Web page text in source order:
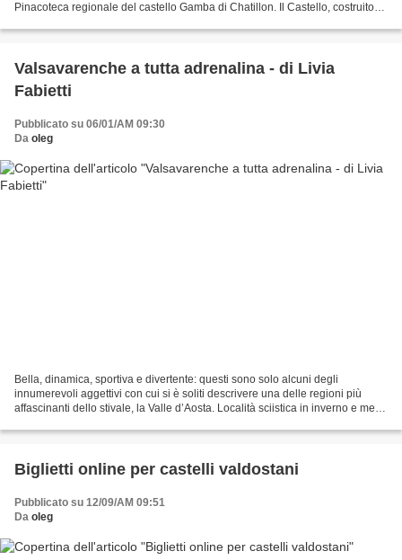
Pinacoteca regionale del castello Gamba di Chatillon. Il Castello, costruito
Valsavarenche a tutta adrenalina - di Livia
Fabietti
Pubblicato su 06/01/AM 09:30
Da oleg
Bella, dinamica, sportiva e divertente: questi sono solo alcuni degli
innumerevoli aggettivi con cui si è soliti descrivere una delle regioni più
affascinanti dello stivale, la Valle d’Aosta. Località sciistica in inverno e meta
Biglietti online per castelli valdostani
Pubblicato su 12/09/AM 09:51
Da oleg